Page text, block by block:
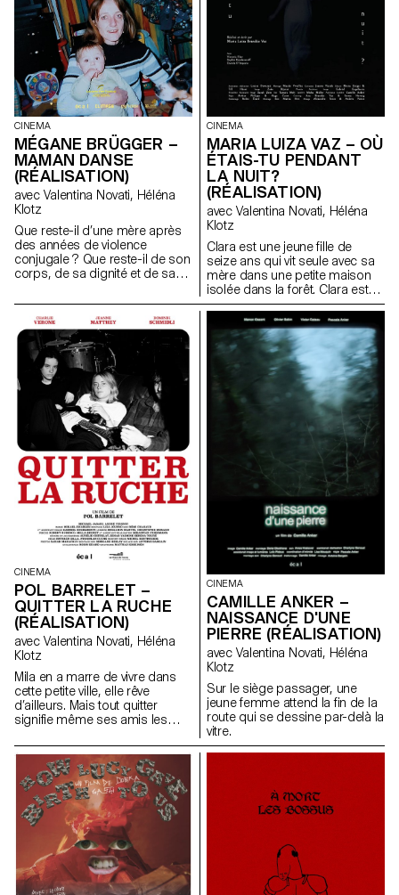
CINEMA
MÉGANE BRÜGGER –
MAMAN DANSE
(RÉALISATION)
avec Valentina Novati, Héléna
Klotz
Que reste-il d’une mère après
des années de violence
conjugale ? Que reste-il de son
corps, de sa dignité et de sa
la mémoire et quelques pas de
danse qui se transmettent
encore.
CINEMA
MARIA LUIZA VAZ – OÙ
ÉTAIS-TU PENDANT
LA NUIT?
(RÉALISATION)
avec Valentina Novati, Héléna
Klotz
Clara est une jeune fille de
seize ans qui vit seule avec sa
mère dans une petite maison
isolée dans la forêt. Clara est
pleine de vitalité, mais sa mère,
dépressive, l’empêche de
s’émanciper. La rencontre avec
un mystérieux garçon dans la
forêt va mener Clara à
transgresser son quotidien.
CINEMA
POL BARRELET –
QUITTER LA RUCHE
(RÉALISATION)
avec Valentina Novati, Héléna
Klotz
Mila en a marre de vivre dans
cette petite ville, elle rêve
d’ailleurs. Mais tout quitter
signifie même ses amis les
CINEMA
CAMILLE ANKER –
NAISSANCE D'UNE
PIERRE (RÉALISATION)
avec Valentina Novati, Héléna
Klotz
Sur le siège passager, une
jeune femme attend la fin de la
route qui se dessine par-delà la
vitre.